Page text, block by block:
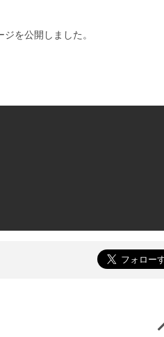
ジを公開しました。